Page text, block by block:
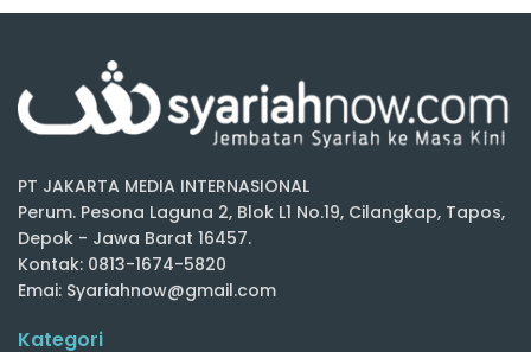
PT JAKARTA MEDIA INTERNASIONAL
Perum. Pesona Laguna 2, Blok L1 No.19, Cilangkap, Tapos,
Depok - Jawa Barat 16457.
Kontak: 0813-1674-5820
Emai: Syariahnow@gmail.com
Kategori